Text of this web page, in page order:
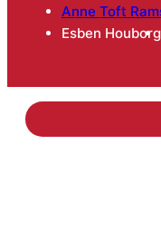
Anne Toft
Esben Houborg